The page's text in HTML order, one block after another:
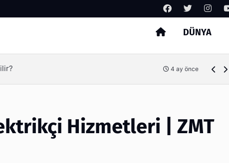
DÜNYA
Arama 4 ay önce
Hizmetleri | ZMT